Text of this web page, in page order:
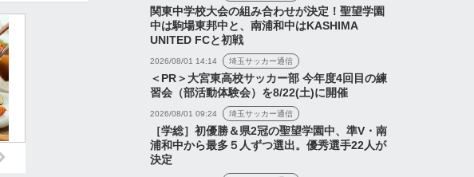
関東中学校大会の組み合わせが決定！聖望学園
中は駒場東邦中と、南浦和中はKASHIMA
UNITED FCと初戦
2026/08/01 14:14 埼玉サッカー通信
＜PR＞大宮東高校サッカー部 今年度4回目の練
習会（部活動体験会）を8/22(土)に開催
2026/08/01 09:24 埼玉サッカー通信
［学総］初優勝＆県2冠の聖望学園中、準V・南
浦和中から最多５人ずつ選出。優秀選手22人が
決定